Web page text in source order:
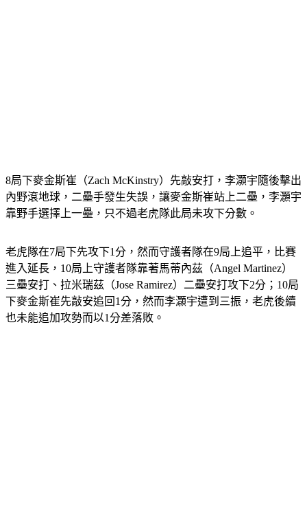
8局下麥金斯崔（Zach McKinstry）先敲安打，李灝宇隨後擊出
內野滾地球，二壘手發生失誤，讓麥金斯崔站上二壘，李灝宇
靠野手選擇上一壘，只不過老虎隊此局未攻下分數。
老虎隊在7局下先攻下1分，然而守護者隊在9局上追平，比賽
進入延長，10局上守護者隊靠著馬蒂內茲（Angel Martinez）
三壘安打、拉米瑞茲（Jose Ramirez）二壘安打攻下2分；10局
下麥金斯崔先敲安追回1分，然而李灝宇遭到三振，老虎後續
也未能追加攻勢而以1分差落敗。